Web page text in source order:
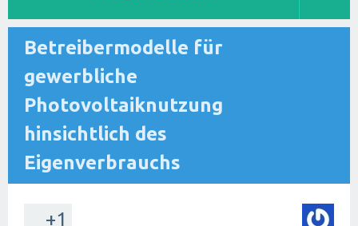
Betreibermodelle für
gewerbliche
Photovoltaiknutzung
hinsichtlich des
Eigenverbrauchs
+1